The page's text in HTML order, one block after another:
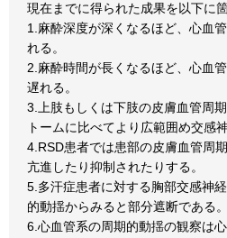
現在までに得られた成果を以下に
1.麻酔深度が深くなるほど、心血
れる。
2.麻酔時間が長くなるほど、心血
遅れる。
3.上肢もしくは下肢の皮膚血管周
トームに比べてより広範囲め交感
4.RSD患者では患部の皮膚血管周
亢進したり抑制されたりする。
5.多汗症患者に対する胸部交感神
的動揺からみると部分遮断である。
6.心血管系の周期的動揺の観察は